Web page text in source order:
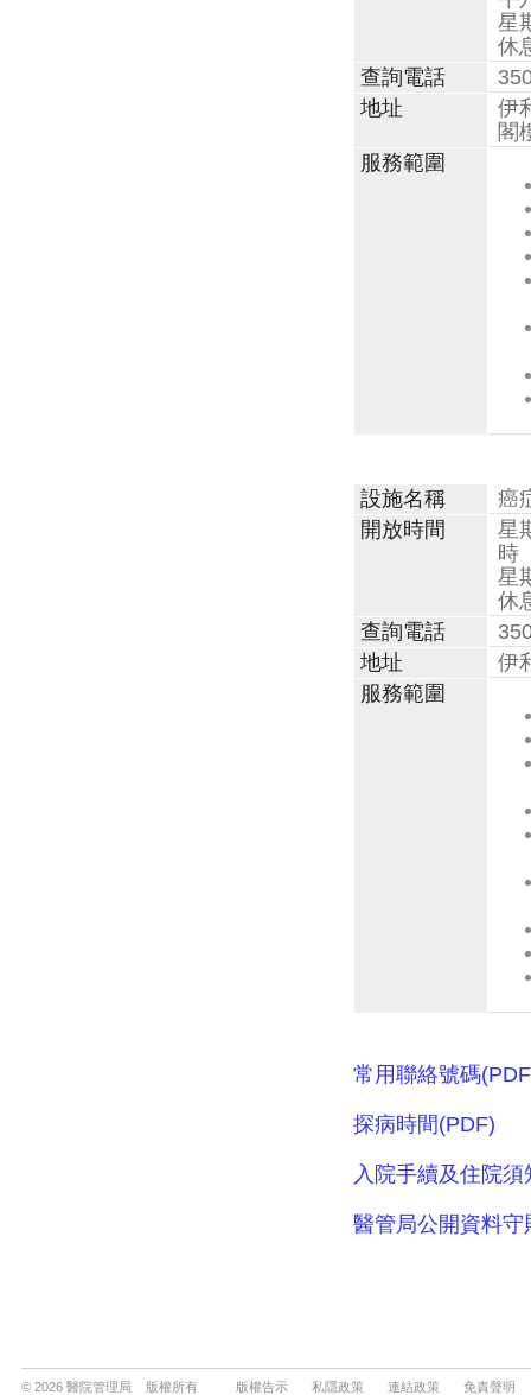
© 2026 醫院管理局 版權所有 版權告示 私隱政策 連結政策
免責聲明